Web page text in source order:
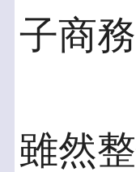
子商
雖然